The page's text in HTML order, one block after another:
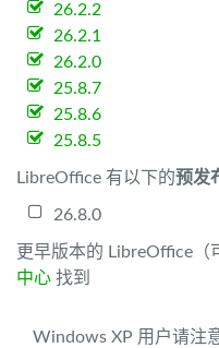
26.2.2
26.2.1
26.2.0
25.8.7
25.8.6
25.8.5
LibreOffice 有以下的预发
26.8.0
更早版本的 LibreOffice（
中心 找到
Windows XP 用户请注